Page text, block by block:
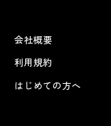
会社概要
利用規約
はじめての方へ